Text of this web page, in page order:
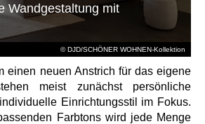
© DJD/SCHÖNER WOHNEN-Kollektion
Wandgestaltung mit
einen neuen Anstrich für das eigene
meist zunächst persönliche
Einrichtungsstil im Fokus.
Farbtons wird jede Menge